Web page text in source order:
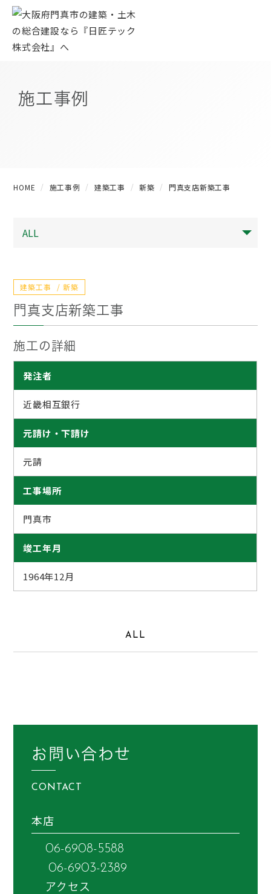
施工事例
HOME 施工事例 建築工事 新築 門真支店新築工事
建築工事 新築
門真支店新築工事
施工の詳細
発注者
近畿相互銀行
元請け・下請け
元請
工事場所
門真市
竣工年月
1964年12月
ALL
お問い合わせ
CONTACT
本店
06-6908-5588
06-6903-2389
アクセス